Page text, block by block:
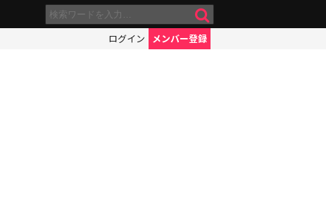
ログイン メンバー登録